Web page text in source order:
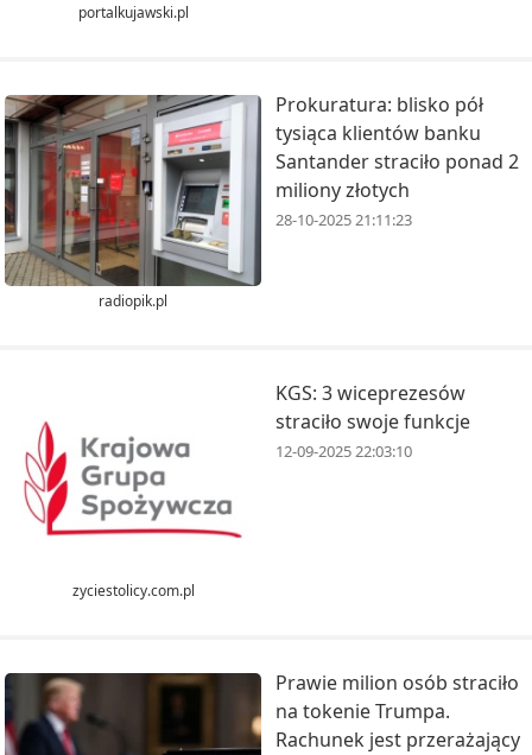
portalkujawski.pl
radiopik.pl
Prokuratura: blisko pół
tysiąca klientów banku
Santander straciło ponad 2
miliony złotych
28-10-2025 21:11:23
zyciestolicy.com.pl
KGS: 3 wiceprezesów
straciło swoje funkcje
12-09-2025 22:03:10
Prawie milion osób straciło
na tokenie Trumpa.
Rachunek jest przerażający